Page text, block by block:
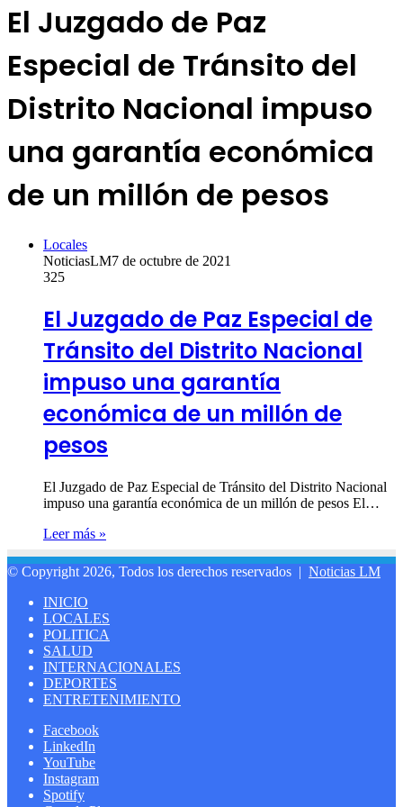
El Juzgado de Paz
Especial de Tránsito del
Distrito Nacional impuso
una garantía económica
de un millón de pesos
Locales
NoticiasLM7 de octubre de 2021
325
El Juzgado de Paz Especial de
Tránsito del Distrito Nacional
impuso una garantía
económica de un millón de
pesos
El Juzgado de Paz Especial de Tránsito del Distrito Nacional
impuso una garantía económica de un millón de pesos El…
Leer más »
© Copyright 2026, Todos los derechos reservados | Noticias LM
INICIO
LOCALES
POLITICA
SALUD
INTERNACIONALES
DEPORTES
ENTRETENIMIENTO
Facebook
LinkedIn
YouTube
Instagram
Spotify